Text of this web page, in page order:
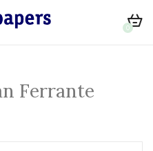
0
Ferrante